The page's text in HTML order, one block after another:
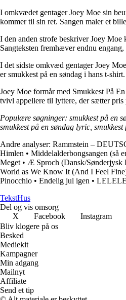
I omkvædet gentager Joey Moe sin
kommer til sin ret. Sangen maler et
I den anden strofe beskriver Joey
Sangteksten fremhæver endnu
I det sidste omkvæd gentager Joey
er smukkest på en søndag i hans t-shirt.
Joey Moe formår med Smukkest På
tvivl appellere til lyttere, der sætter pris
Populære søgninger: smukkest på en
smukkest på en søndag lyric,
Andre analyser: Rammstein –
Himlen • Middelalderbongsangen (så
Meget • Æ Sproch (Dansk/Sønderjysk
World as We Know It (And I Feel
Pinocchio • Endelig jul igen • LELELE
TekstHus
Del og vis omsorg
X
Facebook Instagram
Bliv klogere på os
Besked
Mediekit
Kampagner
Min adgang
Mailnyt
Affiliate
Send et tip